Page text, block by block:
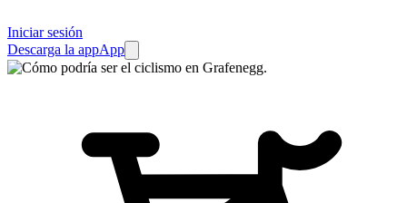
Iniciar sesión
Descarga la appApp